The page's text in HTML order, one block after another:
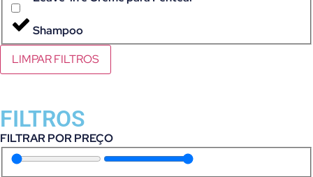
Shampoo
LIMPAR FILTROS
FILTROS
FILTRAR POR PREÇO